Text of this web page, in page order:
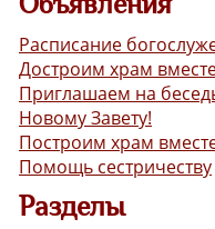
Расписание
Достроим храм
Приглашаем на
Новому Завету!
Построим храм
Помощь сестричеству
Разделы